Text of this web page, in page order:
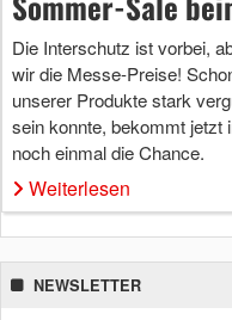
Die Interschutz ist vorbei,
wir die Messe-Preise!
unserer Produkte stark
sein konnte, bekommt jetzt
noch einmal die Chance.
Weiterlesen
NEWSLETTER